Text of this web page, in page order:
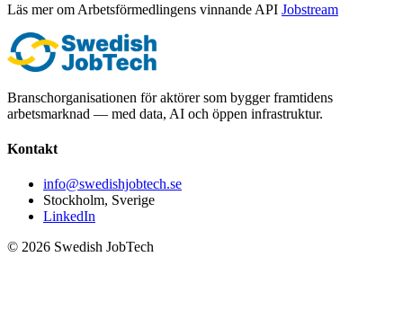
Läs mer om Arbetsförmedlingens vinnande API Jobstream
Branschorganisationen för aktörer som bygger framtidens
arbetsmarknad — med data, AI och öppen infrastruktur.
Kontakt
info@swedishjobtech.se
Stockholm, Sverige
LinkedIn
© 2026 Swedish JobTech